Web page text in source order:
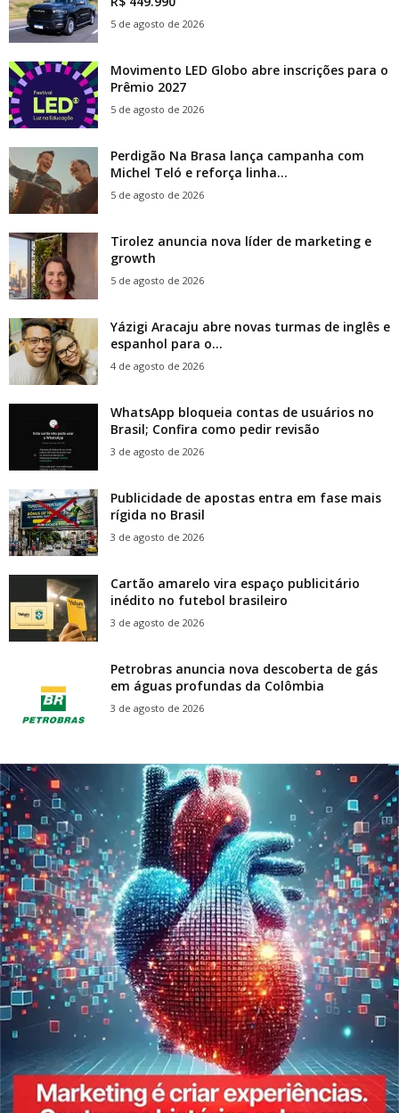
5 de agosto de 2026
Movimento LED Globo abre inscrições para o
Prêmio 2027
5 de agosto de 2026
Perdigão Na Brasa lança campanha com
Michel Teló e reforça linha...
5 de agosto de 2026
Tirolez anuncia nova líder de marketing e
growth
5 de agosto de 2026
Yázigi Aracaju abre novas turmas de inglês e
espanhol para o...
4 de agosto de 2026
WhatsApp bloqueia contas de usuários no
Brasil; Confira como pedir revisão
3 de agosto de 2026
Publicidade de apostas entra em fase mais
rígida no Brasil
3 de agosto de 2026
Cartão amarelo vira espaço publicitário
inédito no futebol brasileiro
3 de agosto de 2026
Petrobras anuncia nova descoberta de gás
em águas profundas da Colômbia
3 de agosto de 2026